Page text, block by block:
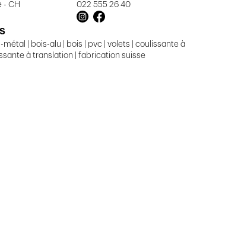
- CH
022 555 26 40
métal | bois-alu | bois | pvc | volets | coulissante à
à translation | fabrication suisse